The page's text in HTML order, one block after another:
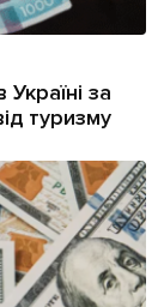
за
туризму